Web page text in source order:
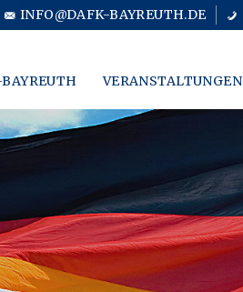
INFO@DAFK-BAYREUTH.DE
VERANSTALTUNGEN